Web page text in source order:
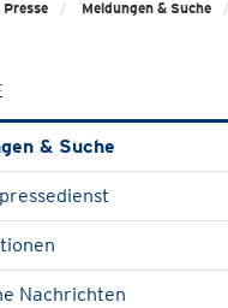
Presse Meldungen & Suche
& Suche
Nachrichten